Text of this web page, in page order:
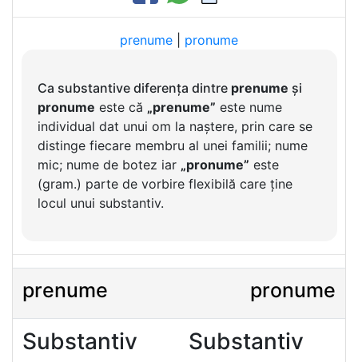
prenume pronume
Ca substantive diferența dintre prenume și
pronume este că „prenume” este nume
individual dat unui om la naștere, prin care se
distinge fiecare membru al unei familii; nume
mic; nume de botez iar „pronume” este
(gram.) parte de vorbire flexibilă care ține
locul unui substantiv.
prenume pronume
Substantiv Substantiv